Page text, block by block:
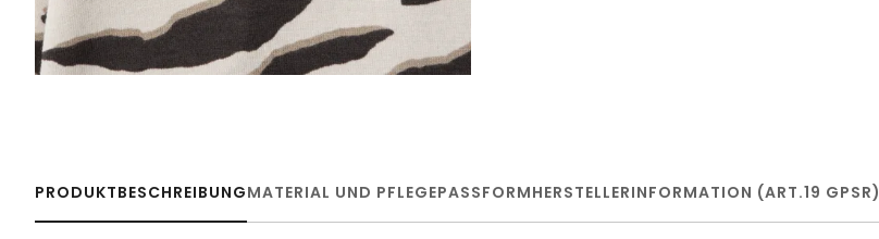
PRODUKTBESCHREIBUNGMATERIAL UND PFLEGEPASSFORMHERSTELLERINFORMATION (ART.19 GPSR)